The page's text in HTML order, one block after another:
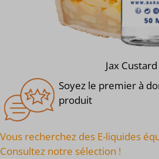
Jax Custard
Soyez le premier à
produit
Vous recherchez des E-liquides
Consultez notre sélection !